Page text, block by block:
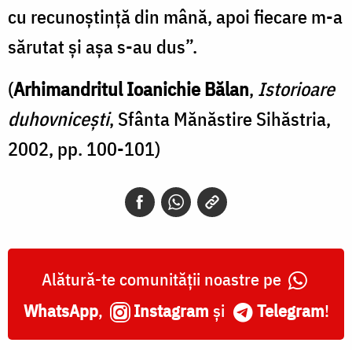
cu recunoștință din mână, apoi fiecare m-a
sărutat și așa s-au dus”.
(Arhimandritul Ioanichie Bălan, Istorioare
duhovnicești, Sfânta Mănăstire Sihăstria,
2002, pp. 100-101)
Alătură-te comunității noastre pe
WhatsApp, Instagram și Telegram!